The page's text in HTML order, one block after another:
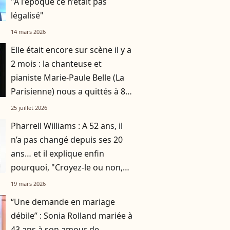
légalisé"
14 mars 2026
Elle était encore sur scène il y a
2 mois : la chanteuse et
pianiste Marie-Paule Belle (La
Parisienne) nous a quittés à 80
ans
25 juillet 2026
Pharrell Williams : A 52 ans, il
n’a pas changé depuis ses 20
ans… et il explique enfin
pourquoi, "Croyez-le ou non,
c'est la clé"
19 mars 2026
“Une demande en mariage
débile” : Sonia Rolland mariée à